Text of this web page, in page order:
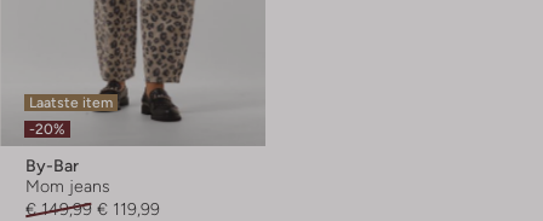
Laatste item
-20%
By-Bar
Mom jeans
€ 149,99 € 119,99